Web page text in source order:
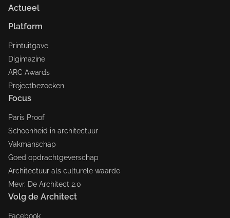
Actueel
Platform
Printuitgave
Digimazine
ARC Awards
Projectbezoeken
Focus
Paris Proof
Schoonheid in architectuur
Vakmanschap
Goed opdrachtgeverschap
Architectuur als culturele waarde
Mevr. De Architect 2.0
Volg de Architect
Facebook